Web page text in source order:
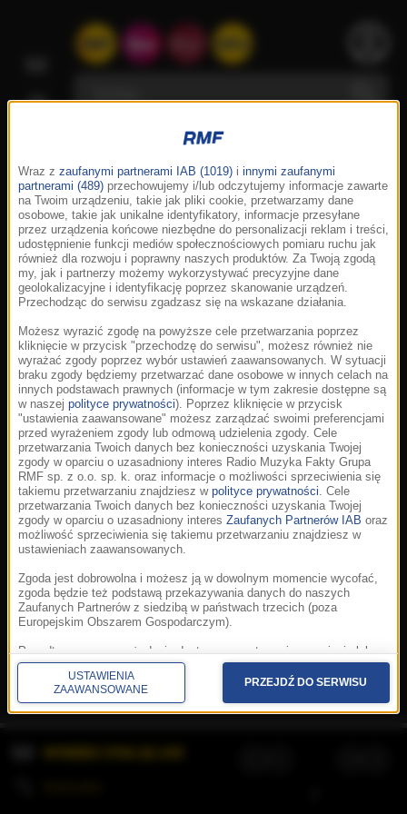
Korzystanie z portalu oznacza akceptację
Prywatność.Aplikacje.© 2026 Radio Muzyka
Fakty Grupa RMF sp. z o.o. sp. k.
Wraz z zaufanymi partnerami IAB (1019) i innymi zaufanymi
partnerami (489) przechowujemy i/lub odczytujemy informacje zawarte
na Twoim urządzeniu, takie jak pliki cookie, przetwarzamy dane
osobowe, takie jak unikalne identyfikatory, informacje przesyłane
przez urządzenia końcowe niezbędne do personalizacji reklam i treści,
udostępnienie funkcji mediów społecznościowych pomiaru ruchu jak
również dla rozwoju i poprawny naszych produktów. Za Twoją zgodą
my, jak i partnerzy możemy wykorzystywać precyzyjne dane
geolokalizacyjne i identyfikację poprzez skanowanie urządzeń.
Przechodząc do serwisu zgadzasz się na wskazane działania.
Możesz wyrazić zgodę na powyższe cele przetwarzania poprzez
kliknięcie w przycisk "przechodzę do serwisu", możesz również nie
wyrażać zgody poprzez wybór ustawień zaawansowanych. W sytuacji
braku zgody będziemy przetwarzać dane osobowe w innych celach na
innych podstawach prawnych (informacje w tym zakresie dostępne są
w naszej polityce prywatności). Poprzez kliknięcie w przycisk
"ustawienia zaawansowane" możesz zarządzać swoimi preferencjami
przed wyrażeniem zgody lub odmową udzielenia zgody. Cele
przetwarzania Twoich danych bez konieczności uzyskania Twojej
zgody w oparciu o uzasadniony interes Radio Muzyka Fakty Grupa
RMF sp. z o.o. sp. k. oraz informacje o możliwości sprzeciwienia się
takiemu przetwarzaniu znajdziesz w polityce prywatności. Cele
przetwarzania Twoich danych bez konieczności uzyskania Twojej
zgody w oparciu o uzasadniony interes Zaufanych Partnerów IAB oraz
możliwość sprzeciwienia się takiemu przetwarzaniu znajdziesz w
ustawieniach zaawansowanych.
Zgoda jest dobrowolna i możesz ją w dowolnym momencie wycofać,
zgoda będzie też podstawą przekazywania danych do naszych
Zaufanych Partnerów z siedzibą w państwach trzecich (poza
Europejskim Obszarem Gospodarczym).
Ponadto masz prawo żądania dostępu, sprostowania, usunięcia lub
ograniczenia przetwarzania danych, a także złożenia skargi do
Prezesa Urzędu Ochrony Danych Osobowych. W polityce prywatności
znajdziesz informacje jak wykonać swoje prawa. Szczegółowe
informacje na temat przetwarzania Twoich danych znajdują się w
USTAWIENIA
ZAAWANSOWANE
PRZEJDŹ DO SERWISU